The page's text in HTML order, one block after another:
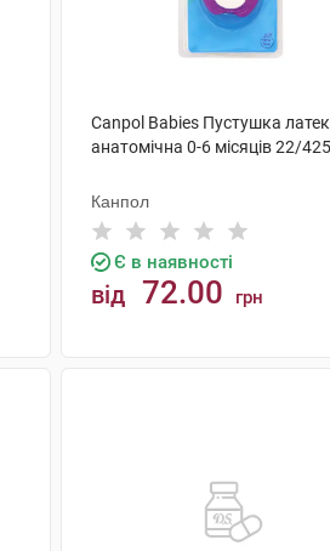
Canpol Babies Пустушка
анатомічна 0-6 місяців 22/
Канпол
Є в наявності
від 72.00 грн